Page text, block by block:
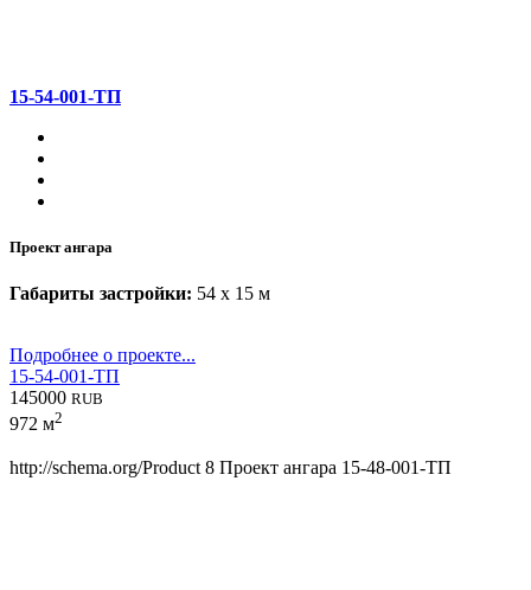
15-54-001-ТП
Проект ангара
Габариты застройки: 54 x 15 м
Подробнее о проекте...
15-54-001-ТП
145000 RUB
972 м2
http://schema.org/Product 8 Проект ангара 15-48-001-ТП